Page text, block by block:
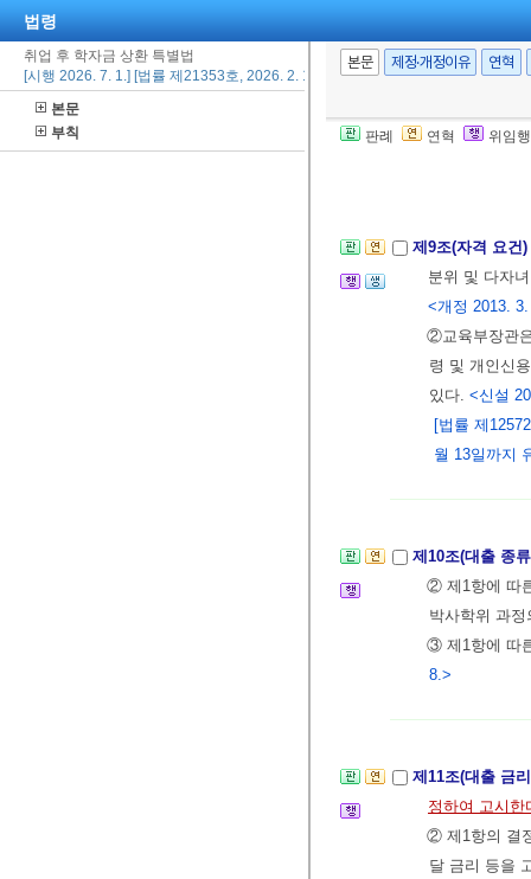
법령
취업 후 학자금 상환 특별법
[시행 2026. 7. 1.] [법률 제21353호, 2026. 2. 19., 일부개정]
본문
부칙
본문 제정·개정이유 연혁
판례 연혁 위임
제8조의2(전환
[본조신설
[법률 제
제9조(자격 요건)
분위 및 다자
<개정 2013.
②교육부장관
령 및 개인신
있다. <신설
[법률 제
월 13일까지
제10조(대출 종
② 제1항에 따
박사학위 과
③ 제1항에 따
8.>
제11조(대출 금
정하여 고시한
② 제1항의 결
달 금리 등을